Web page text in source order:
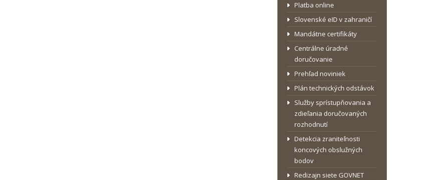
Platba online
Slovenské eID v zahraničí
Mandátne certifikáty
Centrálne úradné
doručovanie
Prehľad noviniek
Plán technických odstávok
Služby sprístupňovania a
zdieľania doručovaných
rozhodnutí
Detekcia zraniteľnosti
koncových obslužných
bodov
Redizajn siete GOVNET